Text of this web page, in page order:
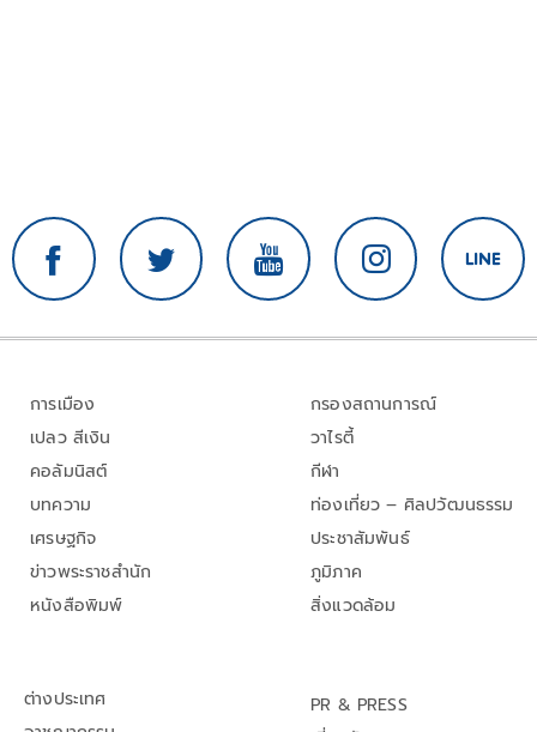
การเมือง
เปลว สีเงิน
คอลัมนิสต์
บทความ
เศรษฐกิจ
ข่าวพระราชสำนัก
หนังสือพิมพ์
กรองสถานการณ์
วาไรตี้
กีฬา
ท่องเที่ยว – ศิลปวัฒนธรรม
ประชาสัมพันธ์
ภูมิภาค
สิ่งแวดล้อม
ต่างประเทศ
PR & PRESS